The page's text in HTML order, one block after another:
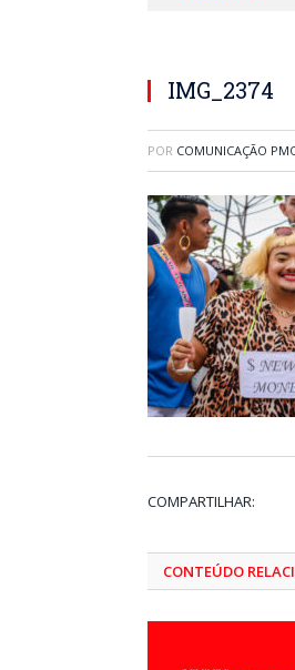
IMG_2374
POR COMUNICAÇÃO
COMPARTILHAR:
CONTEÚDO